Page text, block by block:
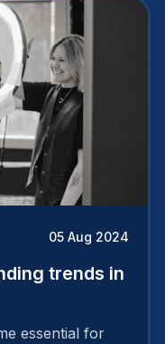
05 Aug 2024
trends in
essential for